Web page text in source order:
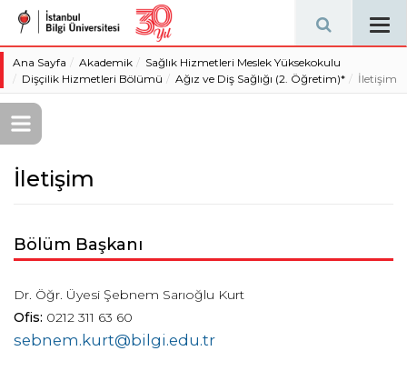
Ana Sayfa Akademik
Sağlık Hizmetleri Meslek Yüksekokulu
Dişçilik Hizmetleri Bölümü
Ağız ve Diş Sağlığı (2. Öğretim)* İletişim
İletişim
Bölüm Başkanı
Dr. Öğr. Üyesi Şebnem Sarıoğlu Kurt
Ofis: 0212 311 63 60
sebnem.kurt@bilgi.edu.tr